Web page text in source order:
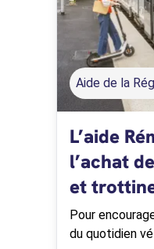
Aide de la
L’aide
l’achat
et
Pour
du quotidien